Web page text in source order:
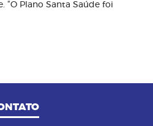
“O Plano Santa Saúde foi